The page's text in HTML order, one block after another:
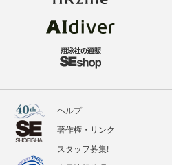
ヘルプ
著作権・リンク
スタッフ募集!